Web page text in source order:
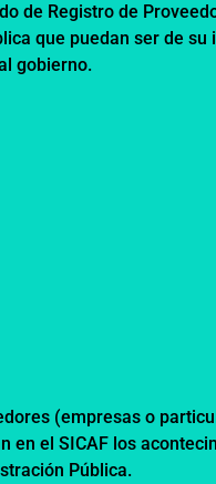
de Registro de
que puedan ser de su
gobierno.
(empresas o
en el SICAF los
Pública.